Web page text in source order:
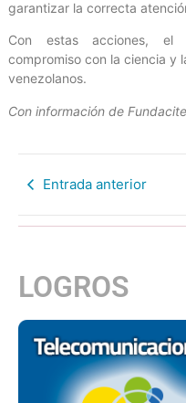
garantizar la correcta
Con estas acciones, el
compromiso con la ciencia y
venezolanos.
Con información de
Entrada anterior
LOGROS